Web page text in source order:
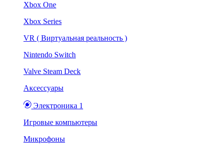
Xbox One
Xbox Series
VR ( Виртуальная реальность )
Nintendo Switch
Valve Steam Deck
Аксессуары
Электроника 1
Игровые компьютеры
Микрофоны